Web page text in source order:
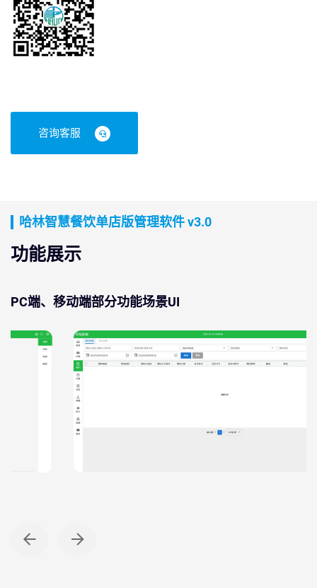
咨询客服
哈林智慧餐饮单店版管理软件 v3.0
功能展示
PC端、移动端部分功能场景UI